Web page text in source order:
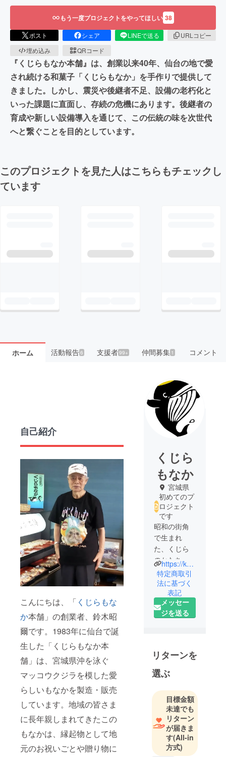
もう一度プロジェクトをやってほしい 38
ポスト シェア LINEで送る
URLコピー
埋め込み
QRコード
『くじらもなか本舗』は、創業以来40年、仙台の地で愛
され続ける和菓子「くじらもなか」を手作りで提供して
きました。しかし、震災や後継者不足、設備の老朽化と
いった課題に直面し、存続の危機にあります。後継者の
育成や新しい設備導入を通じて、この伝統の味を次世代
へと繋ぐことを目的としています。
このプロジェクトを見た人はこちらもチェックし
ています
ホーム 活動報告6 支援者99+ 仲間募集 1 コメント
自己紹介
こんにちは、「 くじらもな
か本舗」の創業者、鈴木昭
爾です。1983年に仙台で誕
生した「くじらもなか本
舗」は、宮城県沖を泳ぐ
マッコウクジラを模した愛
らしいもなかを製造・販売
しています。地域の皆さま
に長年親しまれてきたこの
もなかは、縁起物として地
元のお祝いごとや贈り物に
くじら
もなか
宮城県
初めてのプ
ロジェクト
です
昭和の街角
で生まれ
た、くじら
のかたちの
小さなお菓
子
創業40年以
上。仙台・
春日町に根
子屋です。
「くじらも
は、昭和の
終わりに宮
城県仙台市
で誕生しま
した。
ふっくらと
https://kujiramonaka.jp
特定商取引
法に基づく
表記
メッセー
ジを送る
リターンを
選ぶ
目標金額
未達でも
リターン
が届きま
す(All-in
方式)